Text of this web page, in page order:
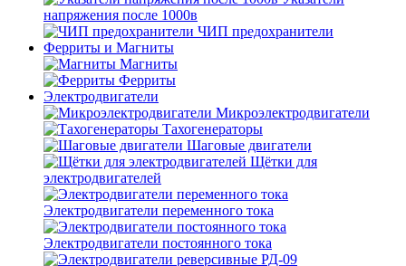
напряжения после 1000в
ЧИП предохранители
Ферриты и Магниты
Магниты
Ферриты
Электродвигатели
Микроэлектродвигатели
Тахогенераторы
Шаговые двигатели
Щётки для
электродвигателей
Электродвигатели переменного тока
Электродвигатели постоянного тока